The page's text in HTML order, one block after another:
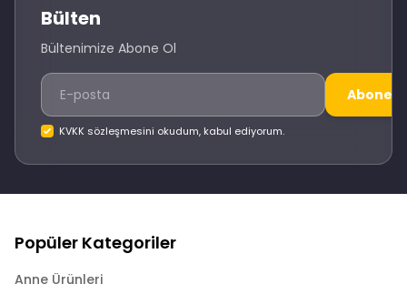
Bülten
Bültenimize Abone Ol
Abone
KVKK sözleşmesini okudum, kabul ediyorum.
Popüler Kategoriler
Anne Ürünleri